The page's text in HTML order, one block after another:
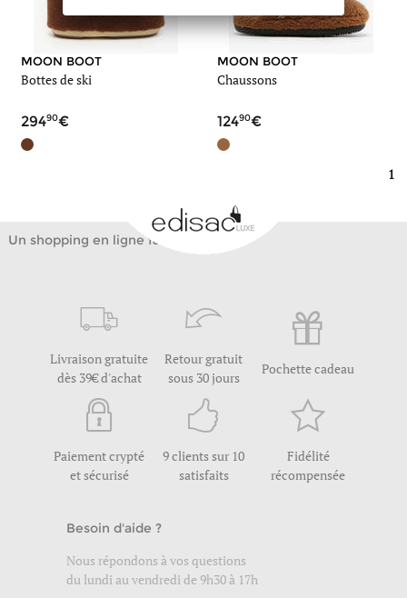
MOON BOOT
Bottes de ski
29490
MOON BOOT
Chaussons
12490
1
Un shopping en ligne facile
Livraison gratuite
dès 39€ d'achat
Retour gratuit
sous 30 jours
Pochette cadeau
Paiement crypté
et sécurisé
9 clients sur 10
satisfaits
Fidélité
récompensée
Besoin d'aide ?
Nous répondons à vos questions
du lundi au vendredi de 9h30 à 17h